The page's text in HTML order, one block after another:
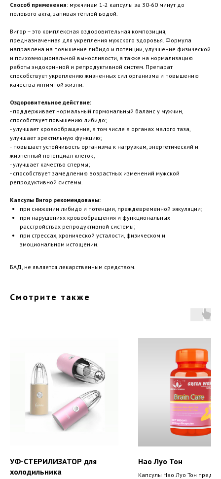
Способ применения: мужчинам 1-2 капсулы за 30-60 минут до
полового акта, запивая тёплой водой.
Вигор – это комплексная оздоровительная композиция,
предназначенная для укрепления мужского здоровья. Формула
направлена на повышение либидо и потенции, улучшение физической
и психоэмоциональной выносливости, а также на нормализацию
работы эндокринной и репродуктивной систем. Препарат
способствует укреплению жизненных сил организма и повышению
качества интимной жизни.
Оздоровительное действие:
- поддерживает нормальный гормональный баланс у мужчин,
способствует повышению либидо;
- улучшает кровообращение, в том числе в органах малого таза,
улучшает эректильную функцию;
- повышает устойчивость организма к нагрузкам, энергетический и
жизненный потенциал клеток;
- улучшает качество спермы;
- способствует замедлению возрастных изменений мужской
репродуктивной системы.
Капсулы Вигор рекомендованы:
при снижении либидо и потенции, преждевременной эякуляции;
при нарушениях кровообращения и функциональных
расстройствах репродуктивной системы;
при стрессах, хронической усталости, физическом и
эмоциональном истощении.
БАД, не является лекарственным средством.
Смотрите также
УФ-СТЕРИЛИЗАТОР для
холодильника
Нао Луо Тон
Капсулы Нао Луо Тон